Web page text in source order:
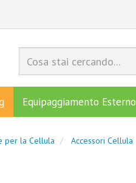
Equipaggiamento Esterno
per la Cellula Accessori Cellula